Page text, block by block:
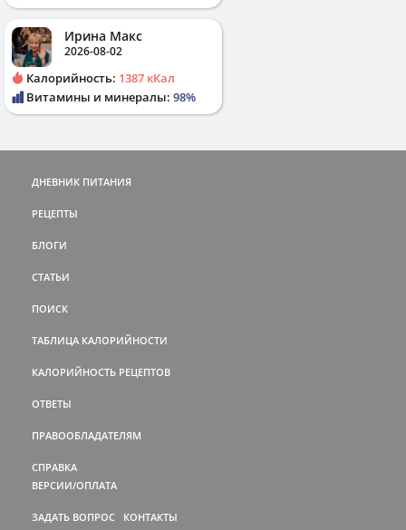
Ирина Макс
2026-08-02
Калорийность: 1387 кКал
Витамины и минералы: 98%
ДНЕВНИК ПИТАНИЯ
РЕЦЕПТЫ
БЛОГИ
СТАТЬИ
ПОИСК
ТАБЛИЦА КАЛОРИЙНОСТИ
КАЛОРИЙНОСТЬ РЕЦЕПТОВ
ОТВЕТЫ
ПРАВООБЛАДАТЕЛЯМ
СПРАВКА
ВЕРСИИ/ОПЛАТА
ЗАДАТЬ ВОПРОС КОНТАКТЫ